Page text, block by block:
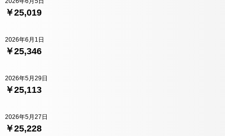
￥25,019
￥25,346
2026年6月1日
￥25,113
2026年5月29日
￥25,228
2026年5月27日